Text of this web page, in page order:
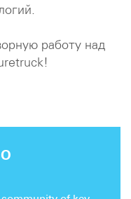
работу над